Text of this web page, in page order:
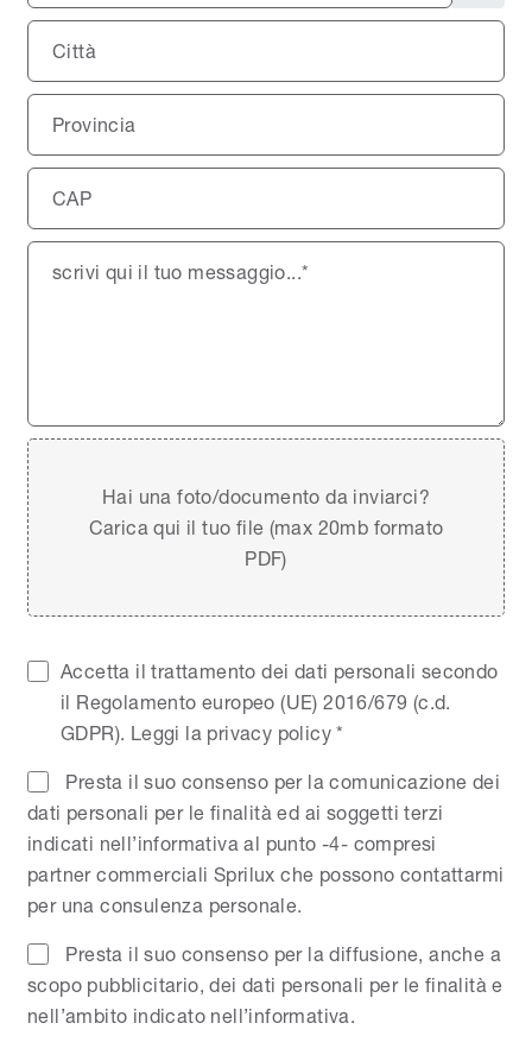
Hai una foto/documento da inviarci?
Carica qui il tuo file (max 20mb formato
PDF)
Accetta il trattamento dei dati personali secondo
il Regolamento europeo (UE) 2016/679 (c.d.
GDPR). Leggi la privacy policy*
Presta il suo consenso per la comunicazione dei
dati personali per le finalità ed ai soggetti terzi
indicati nell’informativa al punto -4- compresi
partner commerciali Sprilux che possono contattarmi
per una consulenza personale.
Presta il suo consenso per la diffusione, anche a
scopo pubblicitario, dei dati personali per le finalità e
nell’ambito indicato nell’informativa.